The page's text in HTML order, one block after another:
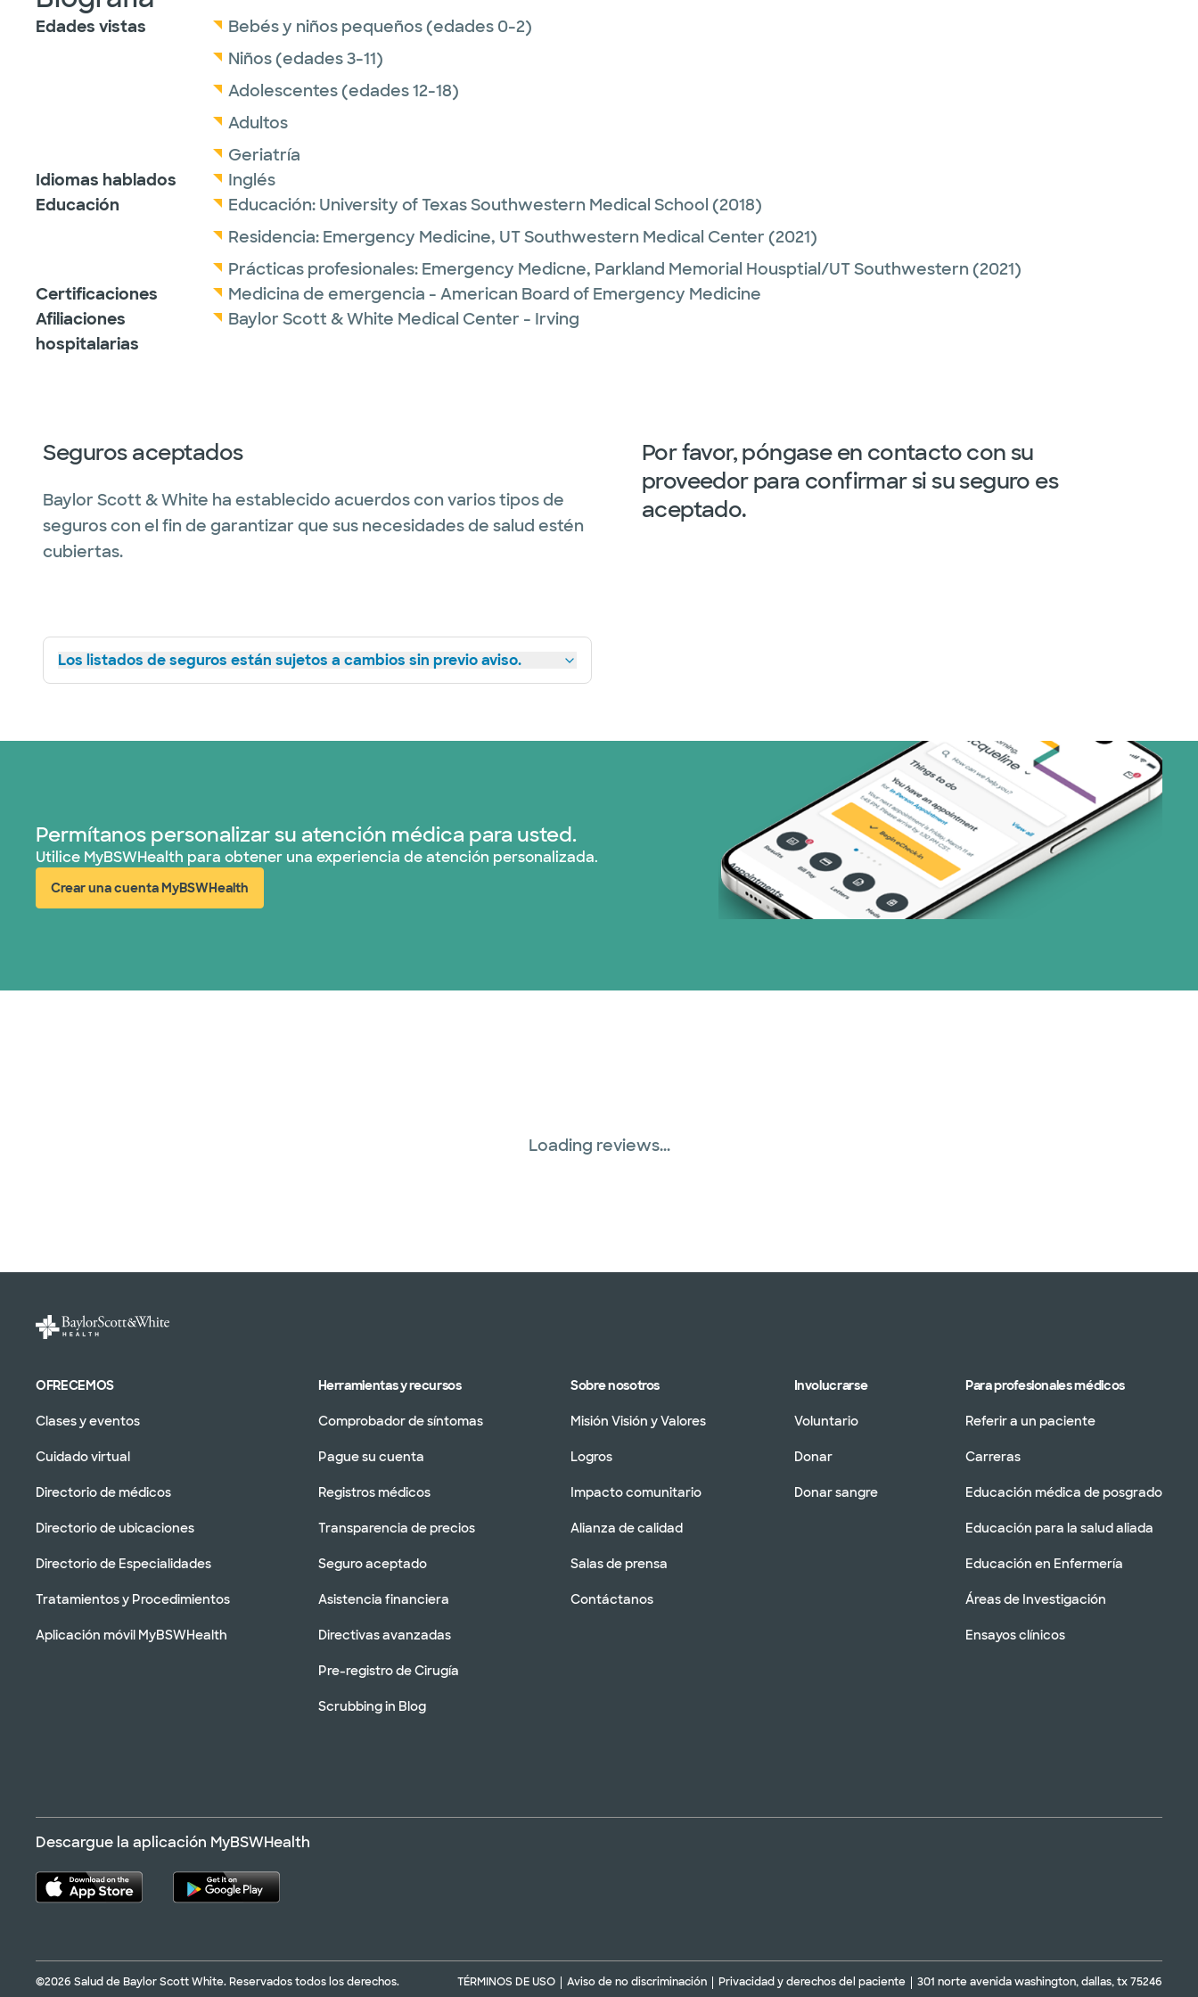
Edades vistas
Bebés y niños pequeños (edades 0-2)
Niños (edades 3-11)
Adolescentes (edades 12-18)
Adultos
Geriatría
Idiomas hablados
Inglés
Educación
Educación: University of Texas Southwestern Medical School (2018)
Residencia: Emergency Medicine, UT Southwestern Medical Center (2021)
Prácticas profesionales: Emergency Medicne, Parkland Memorial Housptial/UT Southwestern (2021)
Certificaciones
Medicina de emergencia - American Board of Emergency Medicine
Afiliaciones
hospitalarias
Baylor Scott & White Medical Center - Irving
Seguros aceptados
Baylor Scott & White ha establecido acuerdos con varios tipos de
seguros con el fin de garantizar que sus necesidades de salud estén
cubiertas.
Los listados de seguros están sujetos a cambios sin previo aviso.
Por favor, póngase en contacto con su
proveedor para confirmar si su seguro es
aceptado.
Permítanos personalizar su atención médica para usted.
Utilice MyBSWHealth para obtener una experiencia de atención personalizada.
Crear una cuenta MyBSWHealth
(abre en ventana nueva)
Loading reviews...
OFRECEMOS
Clases y eventos
Cuidado virtual
Directorio de médicos
Directorio de ubicaciones
Directorio de Especialidades
Tratamientos y Procedimientos
Aplicación móvil MyBSWHealth
Herramientas y recursos
Comprobador de síntomas
Pague su cuenta
Registros médicos
Transparencia de precios
Seguro aceptado
Asistencia financiera
Directivas avanzadas
Pre-registro de Cirugía
Scrubbing in Blog
Sobre nosotros
Misión Visión y Valores
Logros
Impacto comunitario
Alianza de calidad
Salas de prensa
Contáctanos
Involucrarse
Voluntario
Donar
Donar sangre
Para profesionales médicos
Referir a un paciente
Carreras
Educación médica de posgrado
Educación para la salud aliada
Educación en Enfermería
Áreas de Investigación
Ensayos clínicos
Descargue la aplicación MyBSWHealth
©2026 Salud de Baylor Scott White. Reservados todos los derechos. TÉRMINOS DE USO Aviso de no discriminación Privacidad y derechos del paciente 301 norte avenida washington, dallas, tx 75246